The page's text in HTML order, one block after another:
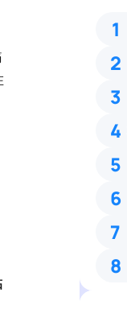
1
2
3
4
5
6
7
8